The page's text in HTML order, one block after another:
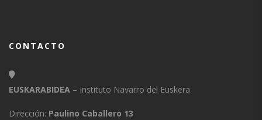
CONTACTO
EUSKARABIDEA – Instituto Navarro del Euskera
Dirección: Paulino Caballero 13